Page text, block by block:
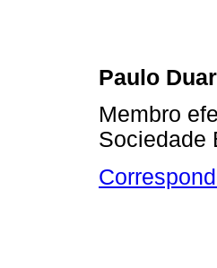
Paulo
Membro
Sociedade